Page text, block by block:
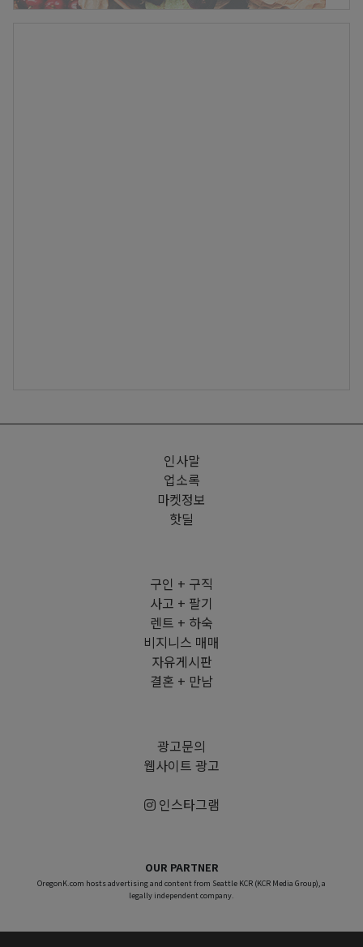
인사말
업소록
마켓정보
핫딜
구인 + 구직
사고 + 팔기
렌트 + 하숙
비지니스 매매
자유게시판
결혼 + 만남
광고문의
웹사이트 광고
인스타그램
OUR PARTNER
OregonK.com hosts advertising and content from Seattle KCR (KCR Media Group), a
legally independent company.